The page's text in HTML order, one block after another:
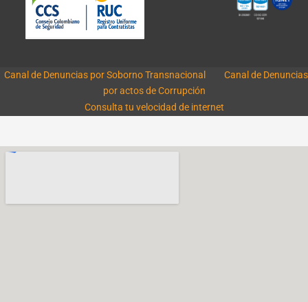
Canal de Denuncias por Soborno Transnacional
Canal de Denuncias
por actos de Corrupción
Consulta tu velocidad de internet